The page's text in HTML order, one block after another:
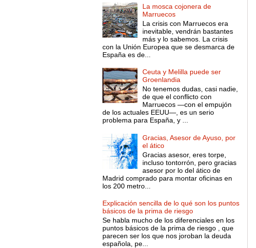
La mosca cojonera de
Marruecos
La crisis con Marruecos era
inevitable, vendrán bastantes
más y lo sabemos. La crisis
con la Unión Europea que se desmarca de
España es de...
Ceuta y Melilla puede ser
Groenlandia
No tenemos dudas, casi nadie,
de que el conflicto con
Marruecos —con el empujón
de los actuales EEUU—, es un serio
problema para España, y ...
Gracias, Asesor de Ayuso, por
el ático
Gracias asesor, eres torpe,
incluso tontorrón, pero gracias
asesor por lo del ático de
Madrid comprado para montar oficinas en
los 200 metro...
Explicación sencilla de lo qué son los puntos
básicos de la prima de riesgo
Se habla mucho de los diferenciales en los
puntos básicos de la prima de riesgo , que
parecen ser los que nos joroban la deuda
española, pe...